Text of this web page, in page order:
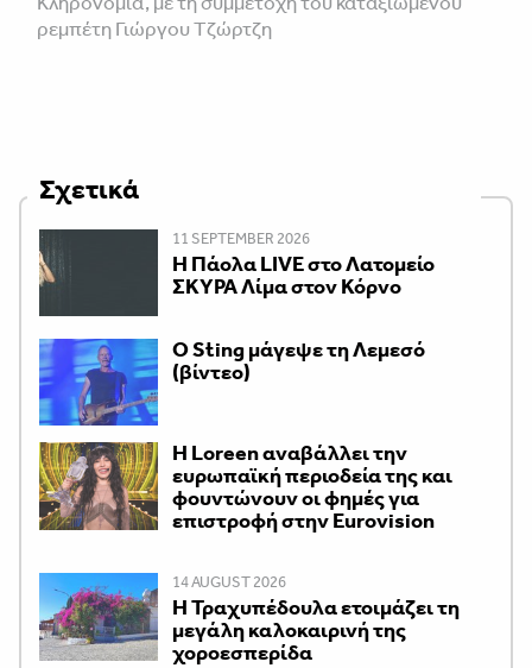
ρεμπέτη Γιώργου Τζώρτζη
Σχετικά
11 SEPTEMBER 2026
Η Πάολα LIVE στο Λατομείο
ΣΚΥΡΑ Λίμα στον Κόρνο
Ο Sting μάγεψε τη Λεμεσό
(βίντεο)
Η Loreen αναβάλλει την
ευρωπαϊκή περιοδεία της και
φουντώνουν οι φημές για
επιστροφή στην Eurovision
14 AUGUST 2026
Η Τραχυπέδουλα ετοιμάζει τη
μεγάλη καλοκαιρινή της
χοροεσπερίδα